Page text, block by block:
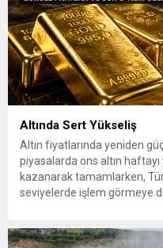
Altında Sert Yükseliş
Altın fiyatlarında yeniden
piyasalarda ons altın
kazanarak tamamlarken,
seviyelerde işlem görmeye
yükselerek 4 bin...